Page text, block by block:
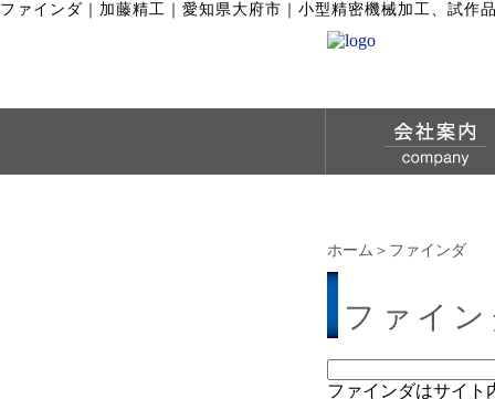
ファインダ 加藤精工｜愛知県大府市｜小型精密機械加工、試作
ホーム ＞ファインダ
ファイ
ファインダはサイト